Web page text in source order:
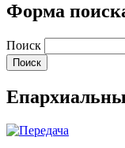
Форма
Поиск